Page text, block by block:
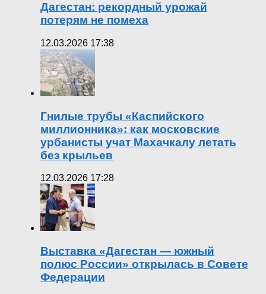
Дагестан: рекордный урожай
потерям не помеха
12.03.2026 17:38
Гнилые трубы «Каспийского
миллионника»: как московские
урбанисты учат Махачкалу летать
без крыльев
12.03.2026 17:28
Выставка «Дагестан — южный
полюс России» открылась в Совете
Федерации